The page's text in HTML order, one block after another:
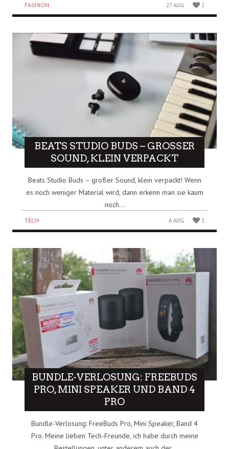
FASHION 27 AUG. 2
BEATS STUDIO BUDS – GROSSER S
OUND, KLEIN VERPACKT
Beats Studio Buds – großer Sound, klein verpackt! Wenn
es noch weniger Material wird, dann erkenn man sie kaum
noch...
TECH 6 AUG. 1
BUNDLE-VERLOSUNG: FREEBUDS
PRO, MINI SPEAKER UND BAND 4
PRO
Bundle-Verlosung: FreeBuds Pro, Mini Speaker, Band 4
Pro. Meine lieben Tech-Freunde, ich habe durch meine